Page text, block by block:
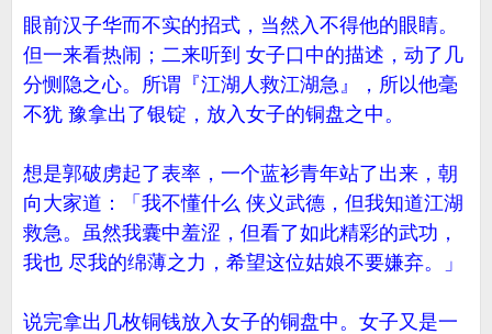
眼前汉子华而不实的招式，当然入不得他的眼睛。
但一来看热闹；二来听到 女子口中的描述，动了几
分恻隐之心。所谓『江湖人救江湖急』，所以他毫
不犹 豫拿出了银锭，放入女子的铜盘之中。
想是郭破虏起了表率，一个蓝衫青年站了出来，朝
向大家道：「我不懂什么 侠义武德，但我知道江湖
救急。虽然我囊中羞涩，但看了如此精彩的武功，
我也 尽我的绵薄之力，希望这位姑娘不要嫌弃。」
说完拿出几枚铜钱放入女子的铜盘中。女子又是一